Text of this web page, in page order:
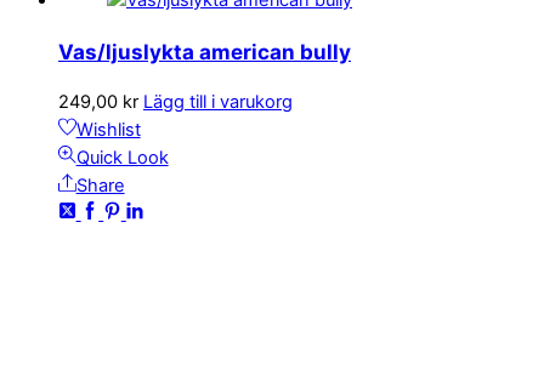
Vas/ljuslykta american bully
249,00 kr Lägg till i varukorg
Wishlist
Quick Look
Share